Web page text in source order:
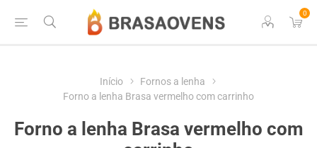
0
Início
Fornos a lenha
Forno a lenha Brasa vermelho com carrinho
Forno a lenha Brasa vermelho com